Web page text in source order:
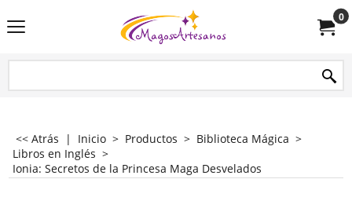
0
<< Atrás | Inicio > Productos > Biblioteca Mágica >
Libros en Inglés >
Ionia: Secretos de la Princesa Maga Desvelados